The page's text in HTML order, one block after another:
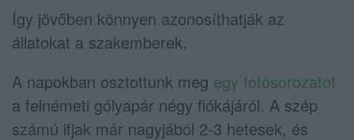
Így jövőben könnyen azonosíthatják az
állatokat a szakemberek.
A napokban osztottunk meg egy fotósorozatot
a felnémeti gólyapár négy fiókájáról. A szép
számú ifjak már nagyjából 2-3 hetesek, és